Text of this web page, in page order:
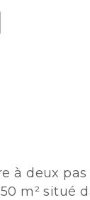
à deux pas
m² situé